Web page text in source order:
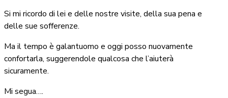
Si mi ricordo di lei e delle nostre visite, della sua pena e
delle sue sofferenze.
Ma il tempo è galantuomo e oggi posso nuovamente
confortarla, suggerendole qualcosa che l’aiuterà
sicuramente.
Mi segua….